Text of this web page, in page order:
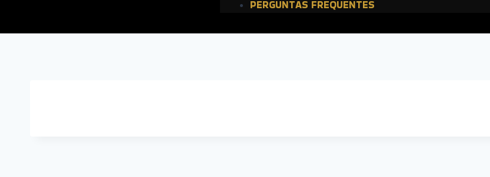
PERGUNTAS FREQUENTES